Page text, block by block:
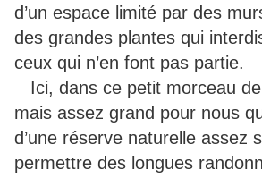
d’un espace limité par des
des grandes plantes qui
ceux qui n’en font pas partie.
Ici, dans ce petit morceau
mais assez grand pour nous
d’une réserve naturelle assez
permettre des longues